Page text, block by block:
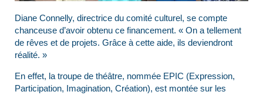
Diane Connelly, directrice du comité culturel, se compte
chanceuse d’avoir obtenu ce financement. « On a tellement
de rêves et de projets. Grâce à cette aide, ils deviendront
réalité. »
En effet, la troupe de théâtre, nommée EPIC (Expression,
Participation, Imagination, Création), est montée sur les